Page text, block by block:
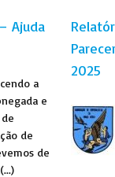
Ajuda
a
e
de
de
2025